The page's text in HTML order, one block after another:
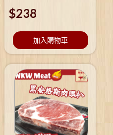
$238
加入購物車